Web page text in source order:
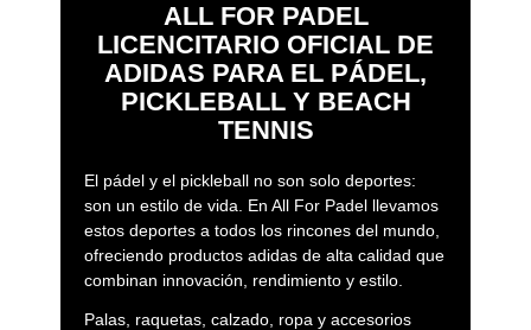
ALL FOR PADEL
LICENCITARIO OFICIAL DE
ADIDAS PARA EL PÁDEL,
PICKLEBALL Y BEACH
TENNIS
El pádel y el pickleball no son solo deportes:
son un estilo de vida. En All For Padel llevamos
estos deportes a todos los rincones del mundo,
ofreciendo productos adidas de alta calidad que
combinan innovación, rendimiento y estilo.
Palas, raquetas, calzado, ropa y accesorios